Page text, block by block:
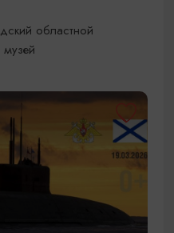
областной